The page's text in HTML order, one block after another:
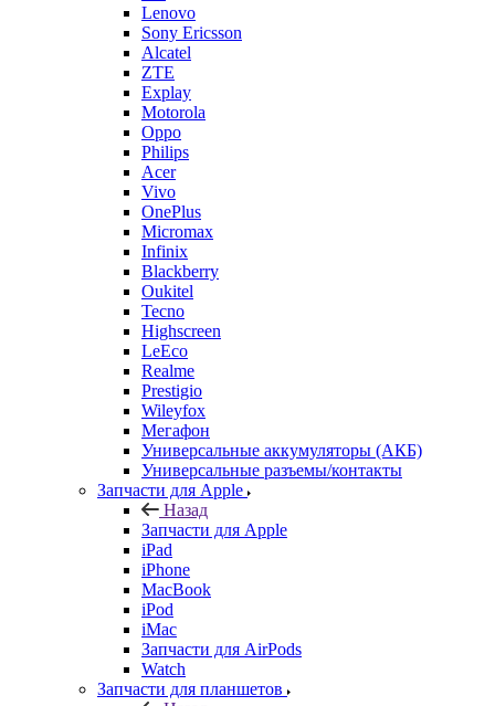
Lenovo
Sony Ericsson
Alcatel
ZTE
Explay
Motorola
Oppo
Philips
Acer
Vivo
OnePlus
Micromax
Infinix
Blackberry
Oukitel
Tecno
Highscreen
LeEco
Realme
Prestigio
Wileyfox
Мегафон
Универсальные аккумуляторы (АКБ)
Универсальные разъемы/контакты
Запчасти для Apple
Назад
Запчасти для Apple
iPad
iPhone
MacBook
iPod
iMac
Запчасти для AirPods
Watch
Запчасти для планшетов